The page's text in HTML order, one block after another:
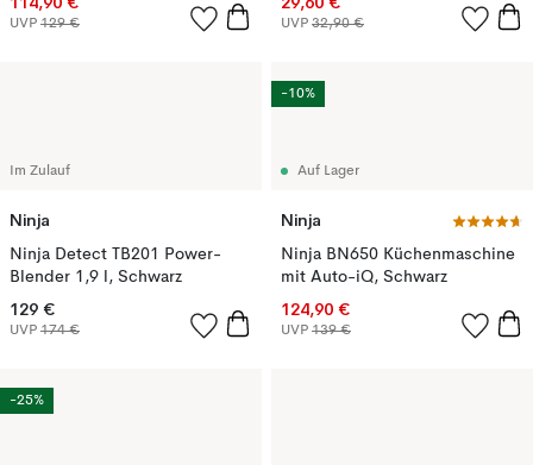
UVP 129 € UVP 32,90 €
Im Zulauf
Ninja
Ninja Detect TB201 Power-
Blender 1,9 l, Schwarz
129 €
UVP 174 €
Auf Lager
Ninja
Ninja BN650 Küchenmaschine
mit Auto-iQ, Schwarz
124,90 €
UVP 139 €
-10%
-25%